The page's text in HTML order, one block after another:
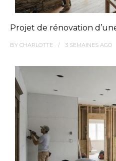
Projet de rénovation
BY CHARLOTTE 3 SEMAINES AGO